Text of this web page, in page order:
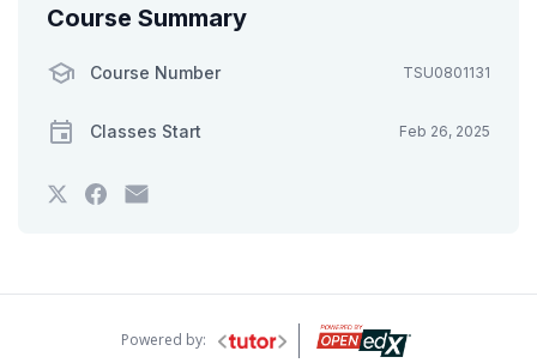
Course Summary
Course Number TSU0801131
Classes Start Feb 26, 2025
Tweet
that
this
course
Post
a
say
you've
enrolled
in
enrolled
in
this
course
Powered by: